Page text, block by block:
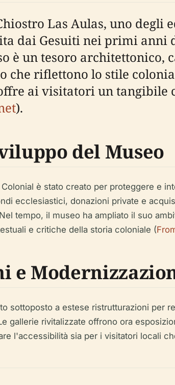
Las Aulas, uno
dai Gesuiti nei primi anni
è un tesoro
che riflettono lo stile
ai visitatori un tangibile
).
del Museo
è stato creato per proteggere e
ecclesiastici, donazioni private e
tempo, il museo ha ampliato il suo
e critiche della storia coloniale (
e
sottoposto a estese ristrutturazioni
gallerie rivitalizzate offrono ora
l'accessibilità sia per i visitatori locali